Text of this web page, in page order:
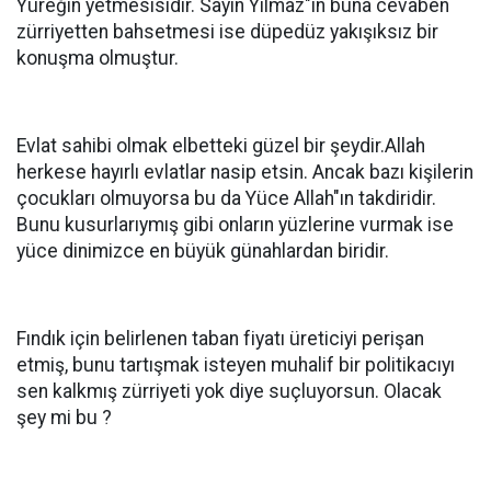
Yüreğin yetmesisidir. Sayın Yılmaz"ın buna cevaben
zürriyetten bahsetmesi ise düpedüz yakışıksız bir
konuşma olmuştur.
Evlat sahibi olmak elbetteki güzel bir şeydir.Allah
herkese hayırlı evlatlar nasip etsin. Ancak bazı kişilerin
çocukları olmuyorsa bu da Yüce Allah"ın takdiridir.
Bunu kusurlarıymış gibi onların yüzlerine vurmak ise
yüce dinimizce en büyük günahlardan biridir.
Fındık için belirlenen taban fiyatı üreticiyi perişan
etmiş, bunu tartışmak isteyen muhalif bir politikacıyı
sen kalkmış zürriyeti yok diye suçluyorsun. Olacak
şey mi bu ?